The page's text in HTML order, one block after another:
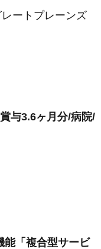
ートプレーンズ
与3.6ヶ月分/病院/
能「複合型サービ